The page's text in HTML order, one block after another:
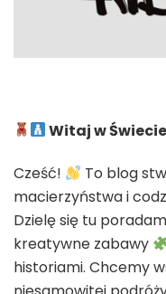
Witaj w
Cześć!
To blog
macierzyństwa i
Dzielę się tu
kreatywne zabawy
historiami. Chcemy